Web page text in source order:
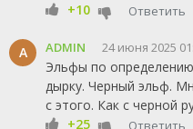
+10
Ответить
A ADMIN 24 июня 2025
Эльфы по
дырку. Черный эльф.
с этого. Как с черной
+25
Ответить